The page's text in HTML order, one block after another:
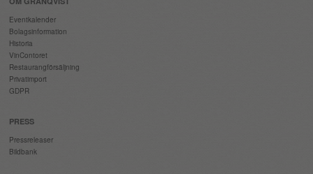
Eventkalender
Bolagsinformation
Historia
VinContoret
Restaurangförsäljning
Privatimport
GDPR
PRESS
Pressreleaser
Bildbank